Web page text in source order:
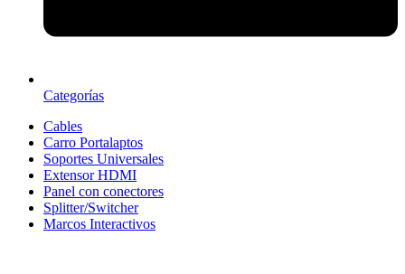
Categorías
Cables
Carro Portalaptos
Soportes Universales
Extensor HDMI
Panel con conectores
Splitter/Switcher
Marcos Interactivos